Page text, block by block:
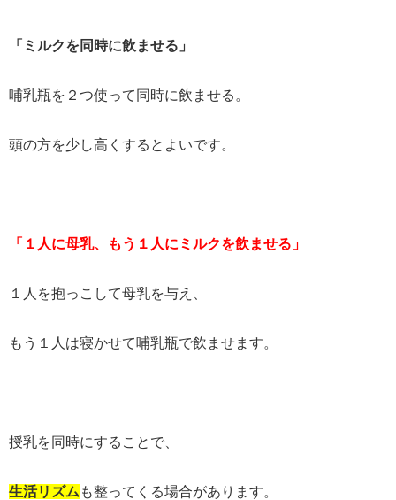
「ミルクを同時に飲ませる」
哺乳瓶を２つ使って同時に飲ませる。
頭の方を少し高くするとよいです。
「１人に母乳、もう１人にミルクを飲ませる」
１人を抱っこして母乳を与え、
もう１人は寝かせて哺乳瓶で飲ませます。
授乳を同時にすることで、
生活リズム も整ってくる場合があります。